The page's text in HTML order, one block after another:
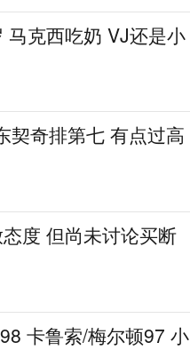
马克西吃奶 VJ还是小
契奇排第七 有点过高
度 但尚未讨论买断
卡鲁索/梅尔顿97 小